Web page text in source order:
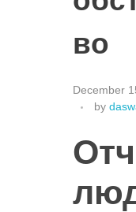
во
December
by